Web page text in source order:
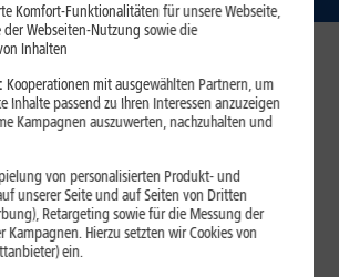
Familientarife
jetzt für die 1&1 All-Net-Flat und buchen Sie zu
Vertrag weitere Mobilfunktarife für Ihre Familie
1&1 Vertrag besteht.*
Sie Ihr Tarifmodell
Komfort-Funktionalitäten für unsere Webseite,
der Webseiten-Nutzung sowie die
Inhalten
Kooperationen mit ausgewählten Partnern, um
Inhalte passend zu Ihren Interessen anzuzeigen
Kampagnen auszuwerten, nachzuhalten und
von personalisierten Produkt- und
unserer Seite und auf Seiten von Dritten
Retargeting sowie für die Messung der
Kampagnen. Hierzu setzten wir Cookies von
ein.